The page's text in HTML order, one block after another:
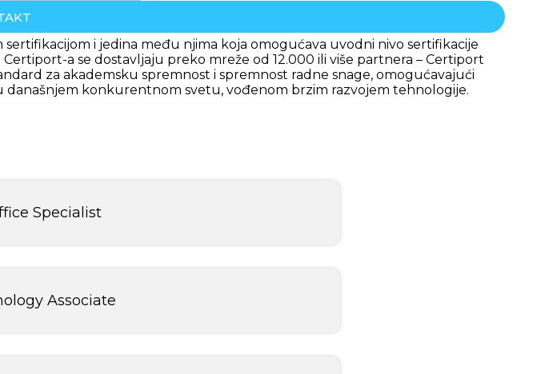
i jedina među njima koja omogućava uvodni nivo sertifikacije
a se dostavljaju preko mreže od 12.000 ili više partnera – Certiport
za akademsku spremnost i spremnost radne snage, omogućavajući
konkurentnom svetu, vođenom brzim razvojem tehnologije.
Specialist
Associate